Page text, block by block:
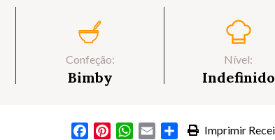
Confeção:
Bimby
Nível:
Indefinido
Imprimir
FacebookPinterestWhatsApp
Email Partilhar